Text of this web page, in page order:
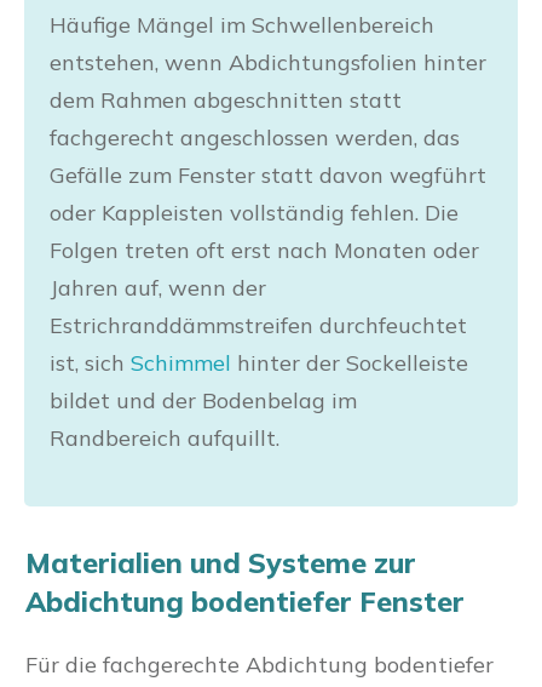
Häufige Mängel im Schwellenbereich
entstehen, wenn Abdichtungsfolien hinter
dem Rahmen abgeschnitten statt
fachgerecht angeschlossen werden, das
Gefälle zum Fenster statt davon wegführt
oder Kappleisten vollständig fehlen. Die
Folgen treten oft erst nach Monaten oder
Jahren auf, wenn der
Estrichranddämmstreifen durchfeuchtet
ist, sich Schimmel hinter der Sockelleiste
bildet und der Bodenbelag im
Randbereich aufquillt.
Materialien und Systeme zur
Abdichtung bodentiefer Fenster
Für die fachgerechte Abdichtung bodentiefer